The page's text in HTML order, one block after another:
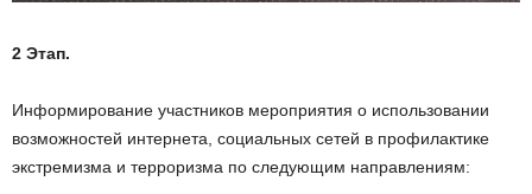
2 Этап.
Информирование участников мероприятия о использовании
возможностей интернета, социальных сетей в профилактике
экстремизма и терроризма по следующим направлениям: